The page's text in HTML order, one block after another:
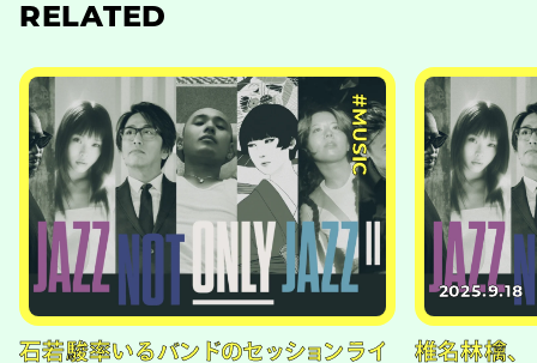
RELATED
#MUSIC
石若駿率いるバンドのセッションライ
2025.9.18
椎名林檎、